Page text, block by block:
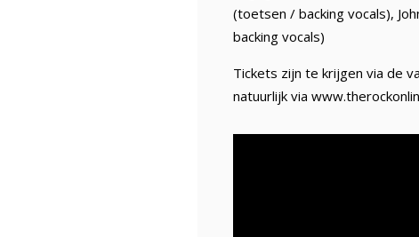
(toetsen / backing vocals),
backing vocals)
Tickets zijn te krijgen via de
natuurlijk via